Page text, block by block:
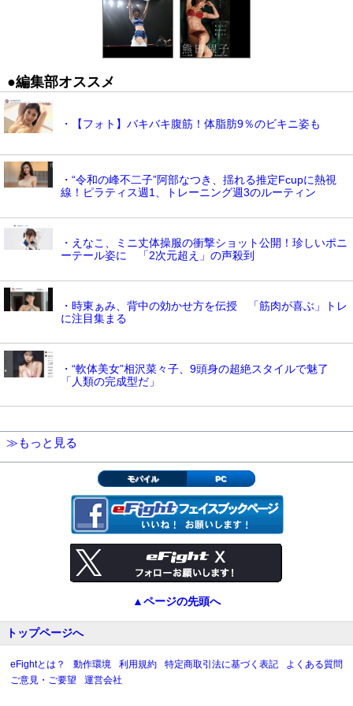
●編集部オススメ
・【フォト】バキバキ腹筋！体脂肪9％のビキニ姿も
・“令和の峰不二子”阿部なつき、揺れる推定Fcupに熱視
線！ピラティス週1、トレーニング週3のルーティン
・えなこ、ミニ丈体操服の衝撃ショット公開！珍しいポニ
ーテール姿に 「2次元超え」の声殺到
・時東ぁみ、背中の効かせ方を伝授 「筋肉が喜ぶ」トレ
に注目集まる
・“軟体美女”相沢菜々子、9頭身の超絶スタイルで魅了
「人類の完成型だ」
≫もっと見る
モバイル PC
▲ページの先頭へ
トップページへ
eFightとは？ 動作環境 利用規約 特定商取引法に基づく表記
よくある質問
ご意見・ご要望
運営会社